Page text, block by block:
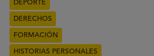
DEPORTE
DERECHOS
FORMACIÓN
HISTORIAS PERSONALES